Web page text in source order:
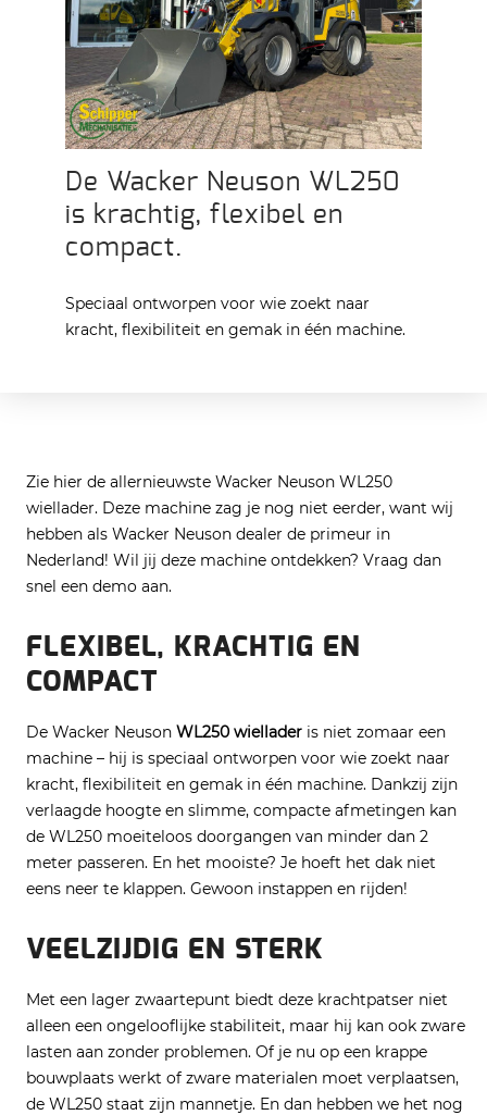
De Wacker Neuson WL250
is krachtig, flexibel en
compact.
Speciaal ontworpen voor wie zoekt naar
kracht, flexibiliteit en gemak in één machine.
Zie hier de allernieuwste Wacker Neuson WL250
wiellader. Deze machine zag je nog niet eerder, want wij
hebben als Wacker Neuson dealer de primeur in
Nederland! Wil jij deze machine ontdekken? Vraag dan
snel een demo aan.
FLEXIBEL, KRACHTIG EN
COMPACT
De Wacker Neuson WL250 wiellader is niet zomaar een
machine – hij is speciaal ontworpen voor wie zoekt naar
kracht, flexibiliteit en gemak in één machine. Dankzij zijn
verlaagde hoogte en slimme, compacte afmetingen kan
de WL250 moeiteloos doorgangen van minder dan 2
meter passeren. En het mooiste? Je hoeft het dak niet
eens neer te klappen. Gewoon instappen en rijden!
VEELZIJDIG EN STERK
Met een lager zwaartepunt biedt deze krachtpatser niet
alleen een ongelooflijke stabiliteit, maar hij kan ook zware
lasten aan zonder problemen. Of je nu op een krappe
bouwplaats werkt of zware materialen moet verplaatsen,
de WL250 staat zijn mannetje. En dan hebben we het nog